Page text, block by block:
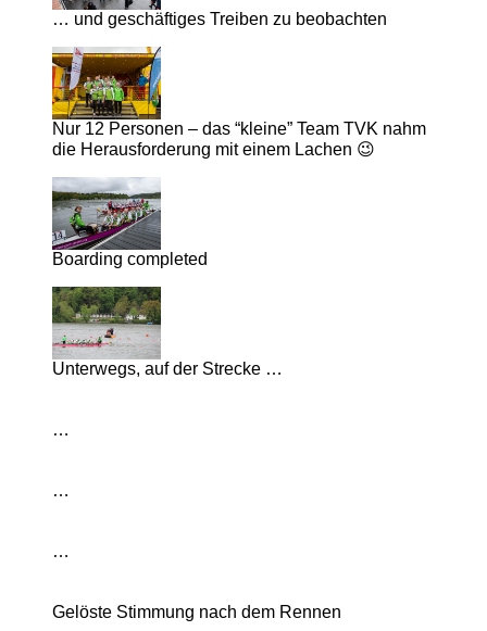
… und geschäftiges Treiben zu beobachten
Nur 12 Personen – das “kleine” Team TVK nahm
die Herausforderung mit einem Lachen 😉
Boarding completed
Unterwegs, auf der Strecke …
…
…
…
Gelöste Stimmung nach dem Rennen